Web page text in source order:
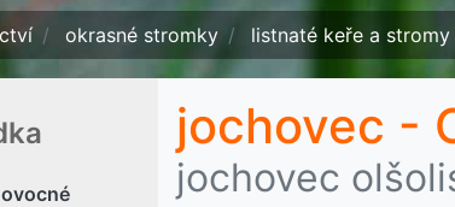
okrasné stromky listnaté keře a stromy
jochovec -
jochovec